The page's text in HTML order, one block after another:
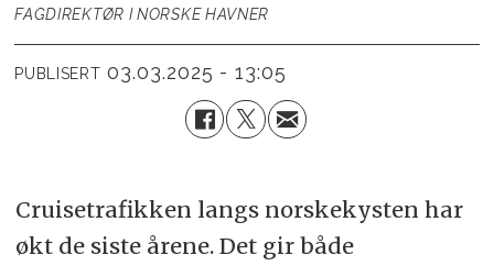
FAGDIREKTØR I NORSKE HAVNER
PUBLISERT 03.03.2025 - 13:05
Cruisetrafikken langs norskekysten har
økt de siste årene. Det gir både